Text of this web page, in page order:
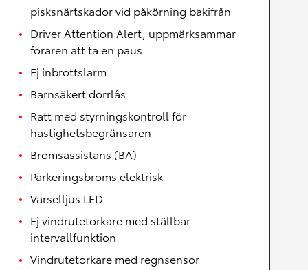
pisksnärtskador vid påkörning bakifrån
Driver Attention Alert, uppmärksammar
föraren att ta en paus
Ej inbrottslarm
Barnsäkert dörrlås
Ratt med styrningskontroll för
hastighetsbegränsaren
Bromsassistans (BA)
Parkeringsbroms elektrisk
Varselljus LED
Ej vindrutetorkare med ställbar
intervallfunktion
Vindrutetorkare med regnsensor